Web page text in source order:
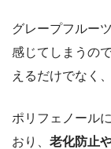
グレープフルー
感じてしまうの
えるだけでなく
ポリフェノール
おり、 老化防止